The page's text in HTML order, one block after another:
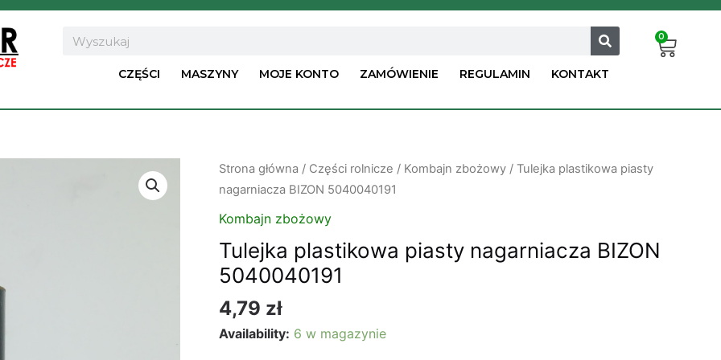
Search
CZĘŚCI MASZYNY MOJE KONTO ZAMÓWIENIE REGULAMIN KONTAKT
0
Strona główna / Części rolnicze / Kombajn zbożowy / Tulejka plastikowa piasty
nagarniacza BIZON 5040040191
Kombajn zbożowy
Tulejka plastikowa piasty nagarniacza BIZON
5040040191
4,79 zł
Availability: 6 w magazynie
ilość
Tulejka
plastikowa
nagarniacza
BIZON